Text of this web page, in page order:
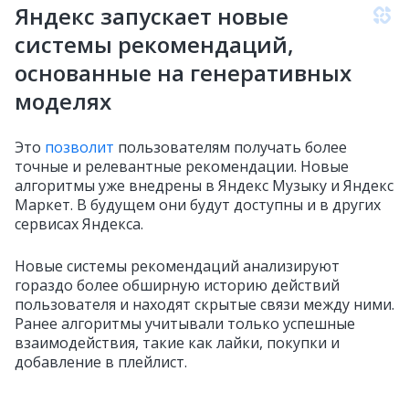
Яндекс запускает новые
системы рекомендаций,
основанные на генеративных
моделях
Это позволит пользователям получать более
точные и релевантные рекомендации. Новые
алгоритмы уже внедрены в Яндекс Музыку и Яндекс
Маркет. В будущем они будут доступны и в других
сервисах Яндекса.
Новые системы рекомендаций анализируют
гораздо более обширную историю действий
пользователя и находят скрытые связи между ними.
Ранее алгоритмы учитывали только успешные
взаимодействия, такие как лайки, покупки и
добавление в плейлист.